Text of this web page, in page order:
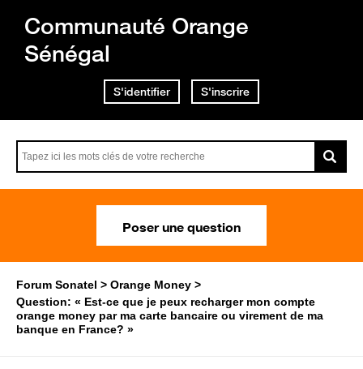
Communauté Orange
Sénégal
S'identifier S'inscrire
Poser une question
Forum Sonatel
Orange Money
Question: « Est-ce que je peux recharger mon compte
orange money par ma carte bancaire ou virement de ma
banque en France? »